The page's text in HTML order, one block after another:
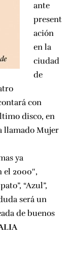
ante
present
ación
en la
ciudad
de
con
disco, en
llamado Mujer
ya
el 2000″,
“Azul”,
será un
de buenos